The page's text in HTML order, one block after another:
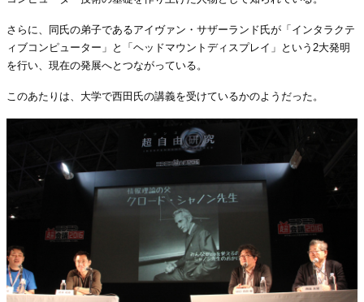
さらに、同氏の弟子であるアイヴァン・サザーランド氏が「インタラクテ
ィブコンピューター」と「ヘッドマウントディスプレイ」という2大発明
を行い、現在の発展へとつながっている。
このあたりは、大学で西田氏の講義を受けているかのようだった。